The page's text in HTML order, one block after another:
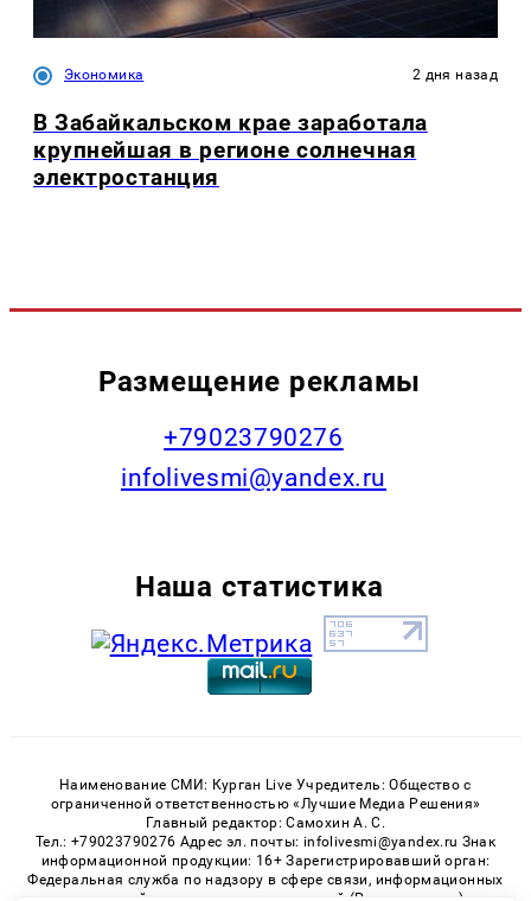
Экономика 2 дня назад
В Забайкальском крае заработала
крупнейшая в регионе солнечная
электростанция
Размещение рекламы
+79023790276
infolivesmi@yandex.ru
Наша статистика
Наименование СМИ: Курган Live Учредитель: Общество с
ограниченной ответственностью «Лучшие Медиа Решения»
Главный редактор: Самохин А. С.
Тел.: +79023790276 Адрес эл. почты: infolivesmi@yandex.ru Знак
информационной продукции: 16+ Зарегистрировавший орган:
Федеральная служба по надзору в сфере связи, информационных